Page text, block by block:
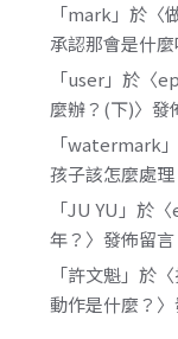
「mark 」於〈
承認那會是什麼
「user」於〈
麼辦？(下)〉發
「watermark
孩子該怎麼處
「JU YU 」於〈
年？ 〉發佈留言
「許文魁」於〈
動作是什麼？